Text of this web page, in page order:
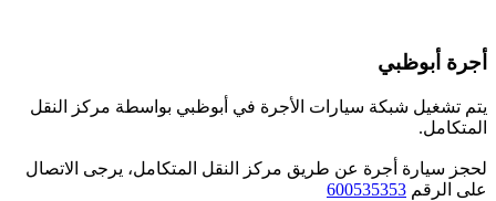
أجرة أبوظبي
يتم تشغيل شبكة سيارات الأجرة في أبوظبي بواسطة مركز النقل
المتكامل.
لحجز سيارة أجرة عن طريق مركز النقل المتكامل، يرجى الاتصال
على الرقم 600535353